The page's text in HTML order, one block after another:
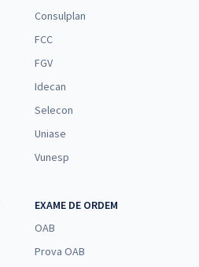
Consulplan
FCC
FGV
Idecan
Selecon
Uniase
Vunesp
EXAME DE ORDEM
OAB
Prova OAB